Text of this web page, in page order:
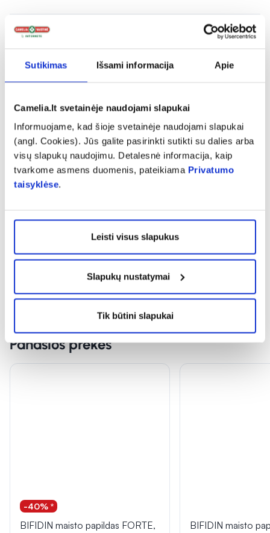
Sutikimas Išsami informacija Apie
Camelia.lt svetainėje naudojami slapukai
Informuojame, kad šioje svetainėje naudojami slapukai
(angl. Cookies). Jūs galite pasirinkti sutikti su dalies arba
visų slapukų naudojimu. Detalesnė informacija, kaip
tvarkome asmens duomenis, pateikiama Privatumo
taisyklėse.
Leisti visus slapukus
Slapukų nustatymai
Tik būtini slapukai
Atsiliepimai (1) expand_more
Atsiliepimą gali palikti tik prekę įsigiję klientai
Panašios prekės
-40% *
BIFIDIN maisto papildas FORTE,
BIFIDIN maisto